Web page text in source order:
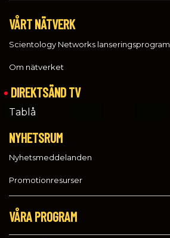
VÅRT NÄTVERK
Scientology Networks lanseringsprogram
Om nätverket
DIREKTSÄND TV
Tablå
NYHETSRUM
Nyhetsmeddelanden
Promotionresurser
VÅRA PROGRAM